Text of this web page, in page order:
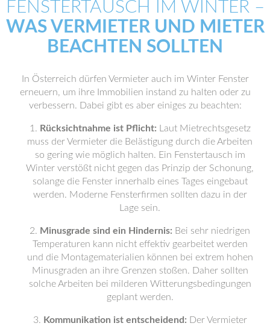
FENSTERTAUSCH IM WINTER –
WAS VERMIETER UND MIETER
BEACHTEN SOLLTEN
In Österreich dürfen Vermieter auch im Winter Fenster
erneuern, um ihre Immobilien instand zu halten oder zu
verbessern. Dabei gibt es aber einiges zu beachten:
Rücksichtnahme ist Pflicht: Laut Mietrechtsgesetz
muss der Vermieter die Belästigung durch die Arbeiten
so gering wie möglich halten. Ein Fenstertausch im
Winter verstößt nicht gegen das Prinzip der Schonung,
solange die Fenster innerhalb eines Tages eingebaut
werden. Moderne Fensterfirmen sollten dazu in der
Lage sein.
Minusgrade sind ein Hindernis: Bei sehr niedrigen
Temperaturen kann nicht effektiv gearbeitet werden
und die Montagematerialien können bei extrem hohen
Minusgraden an ihre Grenzen stoßen. Daher sollten
solche Arbeiten bei milderen Witterungsbedingungen
geplant werden.
Kommunikation ist entscheidend: Der Vermieter